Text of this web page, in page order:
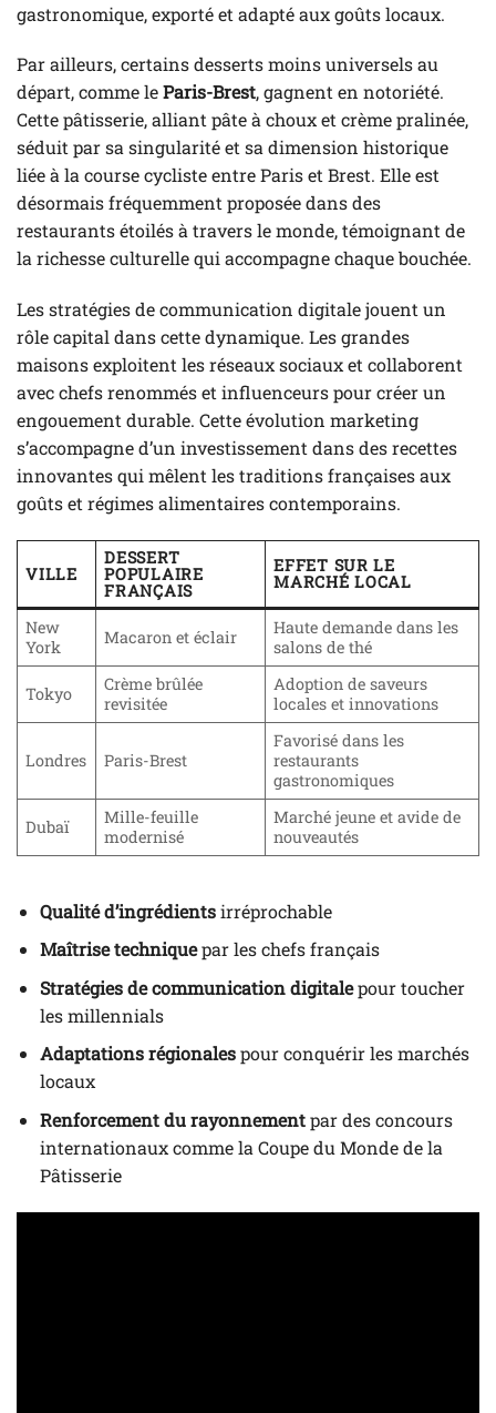
gastronomique, exporté et adapté aux goûts locaux.
Par ailleurs, certains desserts moins universels au
départ, comme leParis-Brest, gagnent en notoriété.
Cette pâtisserie, alliant pâte à choux et crème pralinée,
séduit par sa singularité et sa dimension historique
liée à la course cycliste entre Paris et Brest. Elle est
désormais fréquemment proposée dans des
restaurants étoilés à travers le monde, témoignant de
la richesse culturelle qui accompagne chaque bouchée.
Les stratégies de communication digitale jouent un
rôle capital dans cette dynamique. Les grandes
maisons exploitent les réseaux sociaux et collaborent
avec chefs renommés et influenceurs pour créer un
engouement durable. Cette évolution marketing
s’accompagne d’un investissement dans des recettes
innovantes qui mêlent les traditions françaises aux
goûts et régimes alimentaires contemporains.
VILLE
DESSERT
POPULAIRE
FRANÇAIS
EFFET SUR LE
MARCHÉ LOCAL
New
York
Macaron et éclair
Haute demande dans les
salons de thé
Tokyo
Crème brûlée
revisitée
Adoption de saveurs
locales et innovations
Londres Paris-Brest
Favorisé dans les
restaurants
gastronomiques
Dubaï
Mille-feuille
modernisé
Marché jeune et avide de
nouveautés
Qualité d’ingrédientsirréprochable
Maîtrise techniquepar les chefs français
Stratégies de communication digitalepour toucher
les millennials
Adaptations régionalespour conquérir les marchés
locaux
Renforcement du rayonnementpar des concours
internationaux comme la Coupe du Monde de la
Pâtisserie